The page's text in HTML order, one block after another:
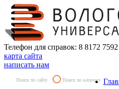
Телефон для справок: 8 8172
карта сайта
написать нам
Поиск по сайту Поиск по каталогу